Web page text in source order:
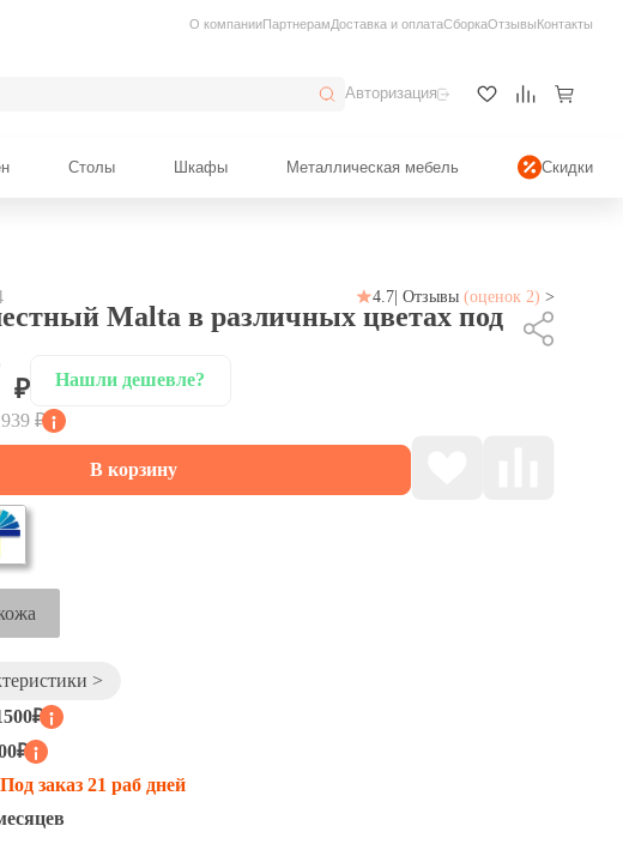
О компанииПартнерамДоставка и оплатаСборкаОтзывыКонтакты
Авторизация
Столы Шкафы Металлическая мебель Скидки
4.7| Отзывы (оценок 2) >
Maltaв различных цветах под
Нашли дешевле?
₽
В корзину
>
Под заказ 21 раб дней